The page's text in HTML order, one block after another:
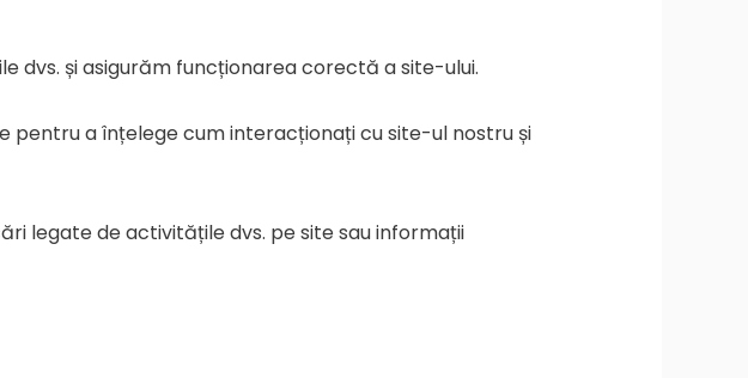
dvs. și asigurăm funcționarea corectă a site-ului.
pentru a înțelege cum interacționați cu site-ul nostru și
legate de activitățile dvs. pe site sau informații